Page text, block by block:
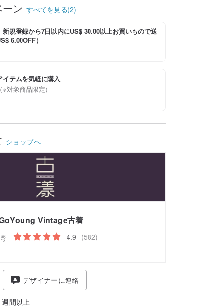
ン すべてを見る(2)
新規登録から7日以内にUS$ 30.00以上お買いもので送
6.00OFF）
イテムを気軽に購入
対象商品限定）
ショップへ
Vintage古着
4.9 (582)
デザイナーに連絡
週間以上